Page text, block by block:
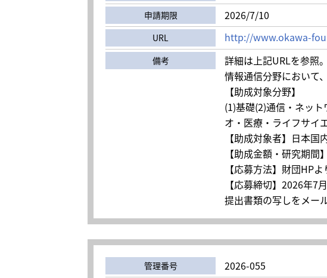
申請期限 2026/7/10
URL http://www.okawa-
備考
詳細は上記URLを参照。
情報通信分野において
【助成対象分野】
(1)基礎(2)通信・ネッ
オ・医療・ライフサイ
【助成対象者】日本
【助成金額・研究期
【応募方法】財団HP
【応募締切】2026年
提出書類の写しをメー
管理番号 2026-055